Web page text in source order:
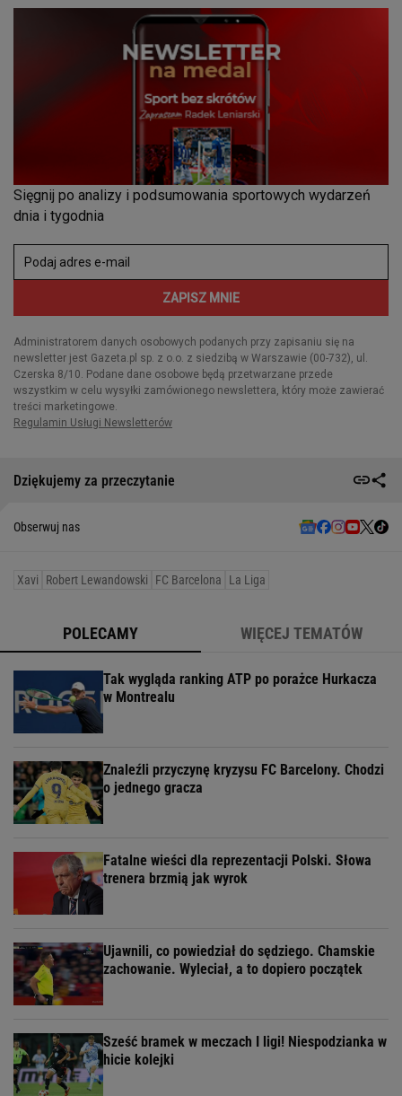
Dziękujemy za przeczytanie
Obserwuj nas
Xavi Robert Lewandowski FC Barcelona La Liga
POLECAMY WIĘCEJ TEMATÓW
Tak wygląda ranking ATP po porażce Hurkacza
w Montrealu
Znaleźli przyczynę kryzysu FC Barcelony. Chodzi
o jednego gracza
Fatalne wieści dla reprezentacji Polski. Słowa
trenera brzmią jak wyrok
Ujawnili, co powiedział do sędziego. Chamskie
zachowanie. Wyleciał, a to dopiero początek
Sześć bramek w meczach I ligi! Niespodzianka w
hicie kolejki